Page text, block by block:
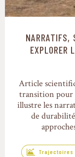
NARRATIFS,
EXPLORER
Article
transition pour
illustre les
de
Trajectoires